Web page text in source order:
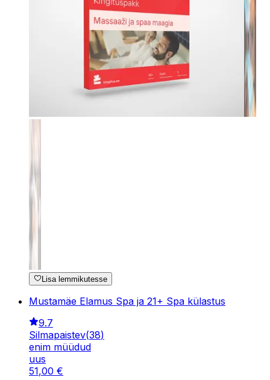
Lisa lemmikutesse
Mustamäe Elamus Spa ja 21+ Spa külastus
9.7
Silmapaistev(38)
enim müüdud
uus
51,00 €